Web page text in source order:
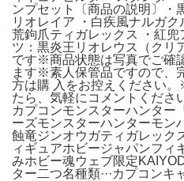
ンプセット〔商品の説明〕・
リオレイア ・白疾風ナルガク
荒鉤爪ティガレックス ・紅
ツ：黒炎王リオレウス（クリ
です※商品状態は写真でご確
ます※素人保管品ですので、
方は購 入をお控えください
たら、気軽にコメントくださ
カプコンモンスターハンター
ーズモンスターハンターモン
蝕竜ジンオウガティガレック
ィギュアホビージャパンフィ
みホビー魂ウェブ限定
ター二つ名種類···カプコンキ